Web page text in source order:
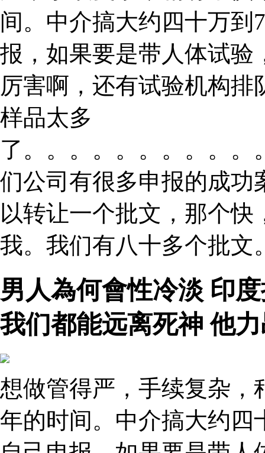
间。中介搞大约四十万到
报，如果要是带人体试验
厉害啊，还有试验机构
样品太多
了。。。。。。。。。
们公司有很多申报的成功
以转让一个批文，那个
我。我们有八十多个批文
男人為何會性冷淡 印
我们都能远离死神 他
想做管得严，手续复杂，
年的时间。中介搞大约四